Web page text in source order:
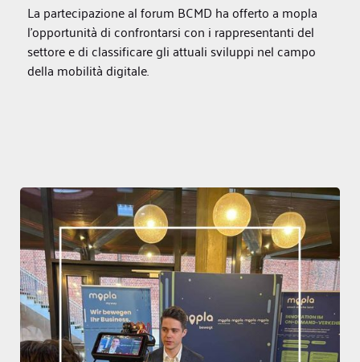
La partecipazione al forum BCMD ha offerto a mopla
l'opportunità di confrontarsi con i rappresentanti del
settore e di classificare gli attuali sviluppi nel campo
della mobilità digitale.